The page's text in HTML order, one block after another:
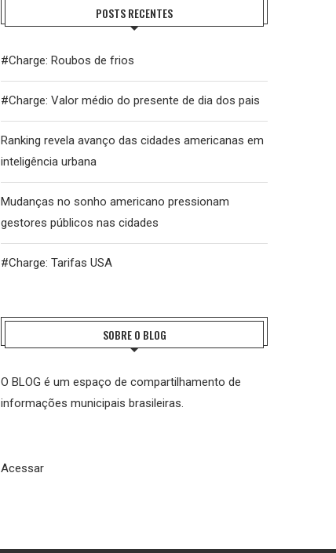
POSTS RECENTES
#Charge: Roubos de frios
#Charge: Valor médio do presente de dia dos pais
Ranking revela avanço das cidades americanas em
inteligência urbana
Mudanças no sonho americano pressionam
gestores públicos nas cidades
#Charge: Tarifas USA
SOBRE O BLOG
O BLOG é um espaço de compartilhamento de
informações municipais brasileiras.
Acessar